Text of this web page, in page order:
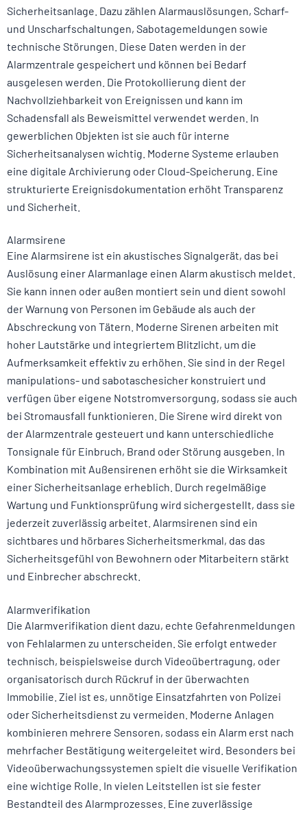
Sicherheitsanlage. Dazu zählen Alarmauslösungen, Scharf-
und Unscharfschaltungen, Sabotagemeldungen sowie
technische Störungen. Diese Daten werden in der
Alarmzentrale gespeichert und können bei Bedarf
ausgelesen werden. Die Protokollierung dient der
Nachvollziehbarkeit von Ereignissen und kann im
Schadensfall als Beweismittel verwendet werden. In
gewerblichen Objekten ist sie auch für interne
Sicherheitsanalysen wichtig. Moderne Systeme erlauben
eine digitale Archivierung oder Cloud-Speicherung. Eine
strukturierte Ereignisdokumentation erhöht Transparenz
und Sicherheit.
Alarmsirene
Eine Alarmsirene ist ein akustisches Signalgerät, das bei
Auslösung einer Alarmanlage einen Alarm akustisch meldet.
Sie kann innen oder außen montiert sein und dient sowohl
der Warnung von Personen im Gebäude als auch der
Abschreckung von Tätern. Moderne Sirenen arbeiten mit
hoher Lautstärke und integriertem Blitzlicht, um die
Aufmerksamkeit effektiv zu erhöhen. Sie sind in der Regel
manipulations- und sabotaschesicher konstruiert und
verfügen über eigene Notstromversorgung, sodass sie auch
bei Stromausfall funktionieren. Die Sirene wird direkt von
der Alarmzentrale gesteuert und kann unterschiedliche
Tonsignale für Einbruch, Brand oder Störung ausgeben. In
Kombination mit Außensirenen erhöht sie die Wirksamkeit
einer Sicherheitsanlage erheblich. Durch regelmäßige
Wartung und Funktionsprüfung wird sichergestellt, dass sie
jederzeit zuverlässig arbeitet. Alarmsirenen sind ein
sichtbares und hörbares Sicherheitsmerkmal, das das
Sicherheitsgefühl von Bewohnern oder Mitarbeitern stärkt
und Einbrecher abschreckt.
Alarmverifikation
Die Alarmverifikation dient dazu, echte Gefahrenmeldungen
von Fehlalarmen zu unterscheiden. Sie erfolgt entweder
technisch, beispielsweise durch Videoübertragung, oder
organisatorisch durch Rückruf in der überwachten
Immobilie. Ziel ist es, unnötige Einsatzfahrten von Polizei
oder Sicherheitsdienst zu vermeiden. Moderne Anlagen
kombinieren mehrere Sensoren, sodass ein Alarm erst nach
mehrfacher Bestätigung weitergeleitet wird. Besonders bei
Videoüberwachungssystemen spielt die visuelle Verifikation
eine wichtige Rolle. In vielen Leitstellen ist sie fester
Bestandteil des Alarmprozesses. Eine zuverlässige